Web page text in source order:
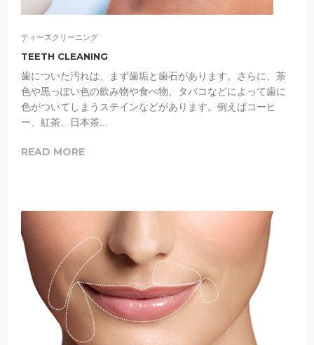
ティースクリーニング
TEETH CLEANING
歯についた汚れは、まず歯垢と歯石があります。さらに、茶
色や黒っぽい色の飲み物や食べ物、タバコなどによって歯に
色がついてしまうステインなどがあります。例えばコーヒ
ー、紅茶、日本茶...
READ MORE